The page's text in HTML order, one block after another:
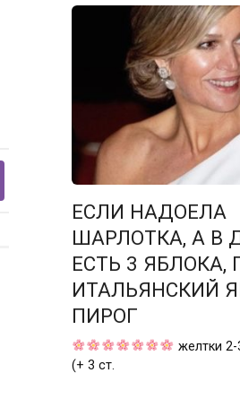
ЕСЛИ НАДОЕЛА
ШАРЛОТКА, А В
ЕСТЬ 3 ЯБЛОКА,
ИТАЛЬЯНСКИЙ
ПИРОГ
желтки 2-
(+ 3 ст.